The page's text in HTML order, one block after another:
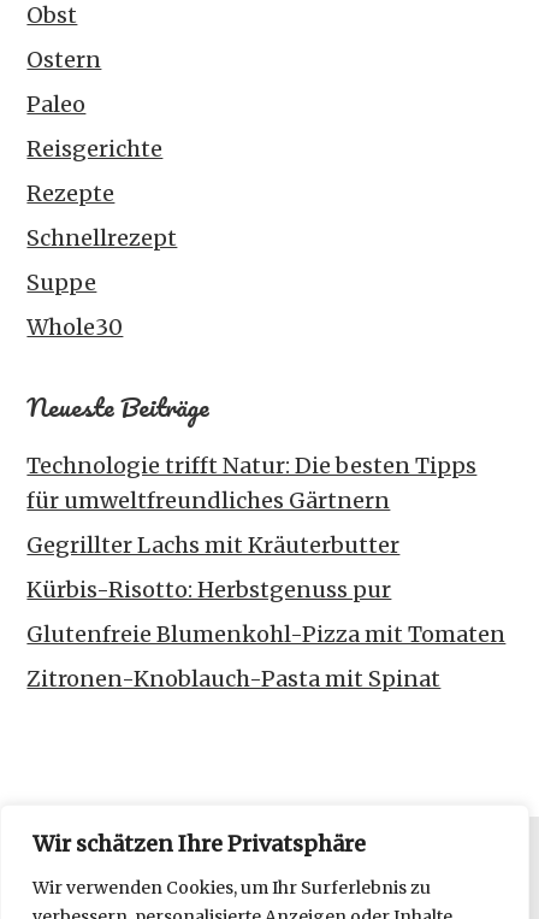
Wir schätzen Ihre Privatsphäre
Wir verwenden Cookies, um Ihr Surferlebnis zu
Obst
Ostern
Paleo
Reisgerichte
Rezepte
Schnellrezept
Suppe
Whole30
Neueste Beiträge
Technologie trifft Natur: Die besten Tipps
für umweltfreundliches Gärtnern
Gegrillter Lachs mit Kräuterbutter
Kürbis-Risotto: Herbstgenuss pur
Glutenfreie Blumenkohl-Pizza mit Tomaten
Zitronen-Knoblauch-Pasta mit Spinat
Datenschutzerklärung